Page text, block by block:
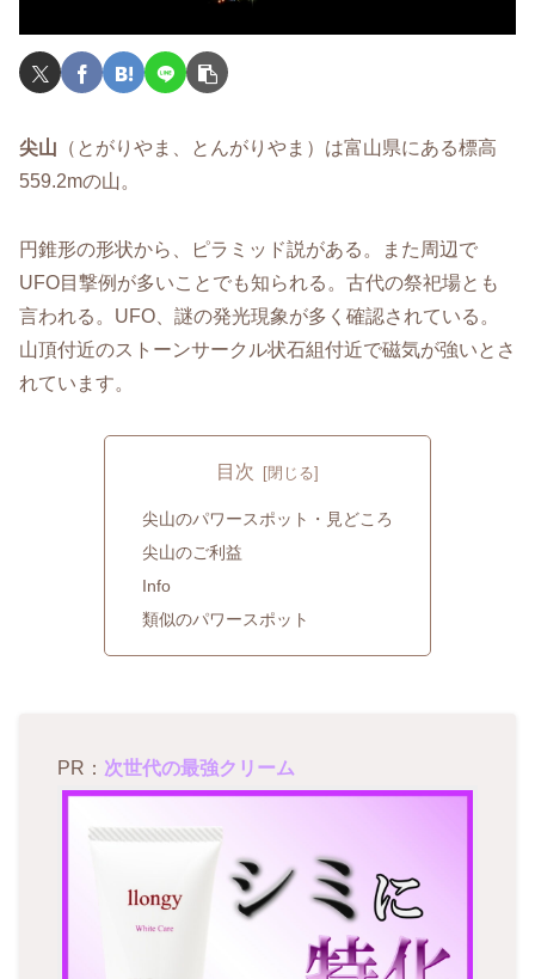
尖山 （とがりやま、とんがりやま）は富山県にある標高
559.2mの山。
円錐形の形状から、ピラミッド説がある。また周辺で
UFO目撃例が多いことでも知られる。古代の祭祀場とも
言われる。UFO、謎の発光現象が多く確認されている。
山頂付近のストーンサークル状石組付近で磁気が強いとさ
れています。
目次
尖山のパワースポット・見どころ
尖山のご利益
Info
類似のパワースポット
PR： 次世代の最強クリーム